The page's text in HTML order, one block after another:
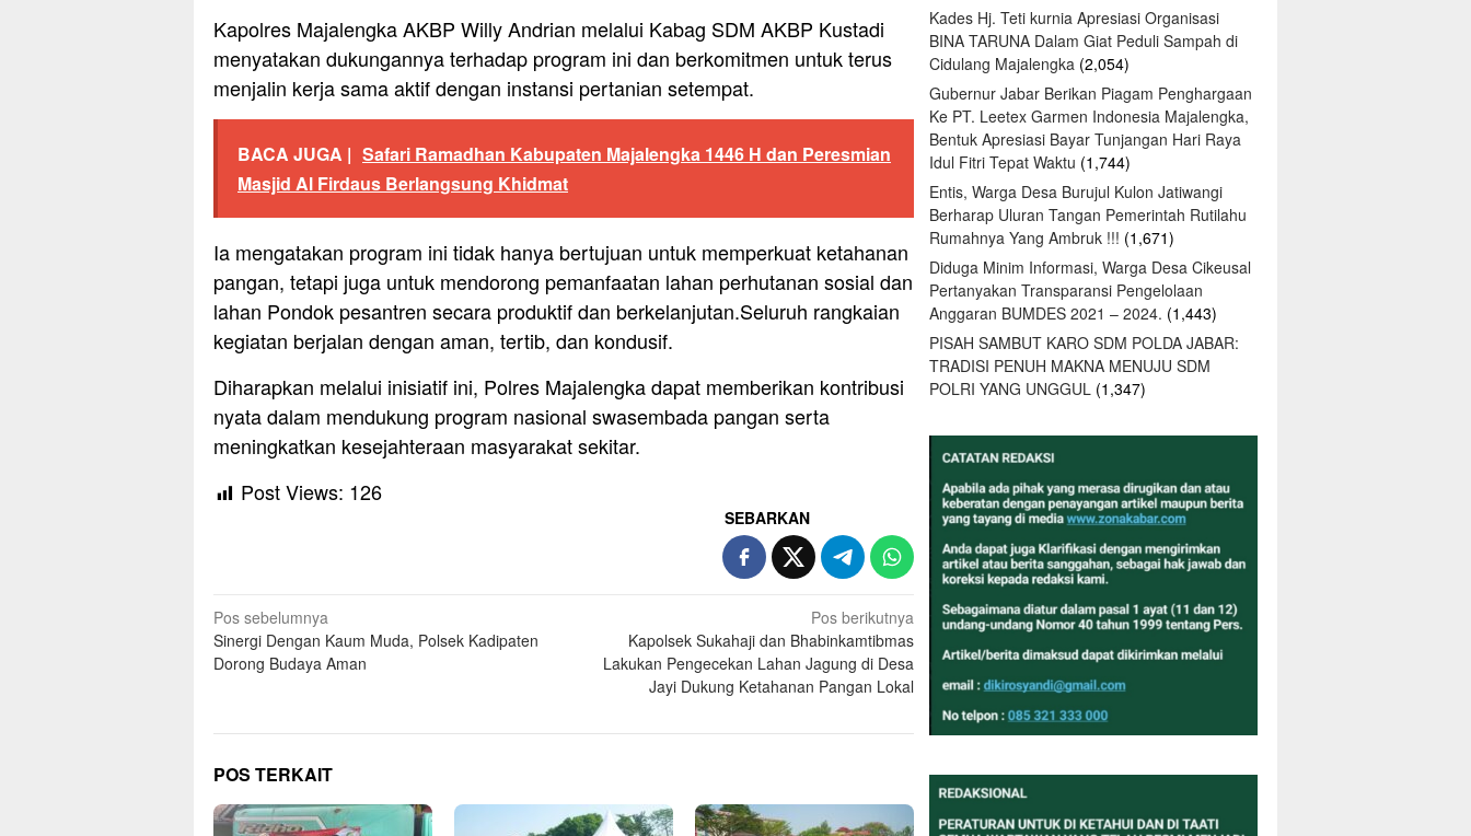
Kapolres Majalengka AKBP Willy Andrian melalui Kabag SDM AKBP Kustadi
menyatakan dukungannya terhadap program ini dan berkomitmen untuk terus
menjalin kerja sama aktif dengan instansi pertanian setempat.
BACA JUGA | Safari Ramadhan Kabupaten Majalengka 1446 H dan Peresmian
Masjid Al Firdaus Berlangsung Khidmat
Ia mengatakan program ini tidak hanya bertujuan untuk memperkuat ketahanan
pangan, tetapi juga untuk mendorong pemanfaatan lahan perhutanan sosial dan
lahan Pondok pesantren secara produktif dan berkelanjutan.Seluruh rangkaian
kegiatan berjalan dengan aman, tertib, dan kondusif.
Diharapkan melalui inisiatif ini, Polres Majalengka dapat memberikan kontribusi
nyata dalam mendukung program nasional swasembada pangan serta
meningkatkan kesejahteraan masyarakat sekitar.
Post Views: 126
SEBARKAN
Navigasi
pos
Pos sebelumnya
Sinergi Dengan Kaum Muda, Polsek Kadipaten
Dorong Budaya Aman
Pos berikutnya
Kapolsek Sukahaji dan Bhabinkamtibmas
Lakukan Pengecekan Lahan Jagung di Desa
Jayi Dukung Ketahanan Pangan Lokal
POS TERKAIT
Kades Hj. Teti kurnia Apresiasi Organisasi
BINA TARUNA Dalam Giat Peduli Sampah di
Cidulang Majalengka (2,054)
Gubernur Jabar Berikan Piagam Penghargaan
Ke PT. Leetex Garmen Indonesia Majalengka,
Bentuk Apresiasi Bayar Tunjangan Hari Raya
Idul Fitri Tepat Waktu (1,744)
Entis, Warga Desa Burujul Kulon Jatiwangi
Berharap Uluran Tangan Pemerintah Rutilahu
Rumahnya Yang Ambruk !!! (1,671)
Diduga Minim Informasi, Warga Desa Cikeusal
Pertanyakan Transparansi Pengelolaan
Anggaran BUMDES 2021 – 2024. (1,443)
PISAH SAMBUT KARO SDM POLDA JABAR:
TRADISI PENUH MAKNA MENUJU SDM
POLRI YANG UNGGUL (1,347)